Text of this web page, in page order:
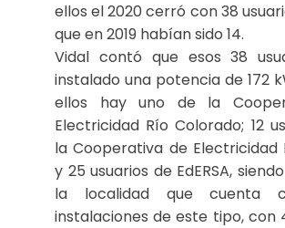
ellos el 2020 cerró con 38
que en 2019 habían sido 14.
Vidal contó que esos 38
instalado una potencia de 172
ellos hay uno de la
Electricidad Río Colorado; 12
la Cooperativa de Electricidad
y 25 usuarios de EdERSA,
la localidad que cuenta
instalaciones de este tipo, con